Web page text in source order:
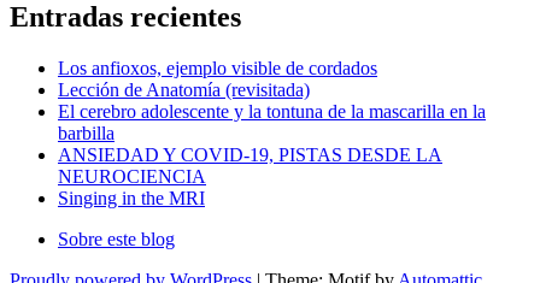
Entradas recientes
Los anfioxos, ejemplo visible de cordados
Lección de Anatomía (revisitada)
El cerebro adolescente y la tontuna de la mascarilla en la
barbilla
ANSIEDAD Y COVID-19, PISTAS DESDE LA
NEUROCIENCIA
Singing in the MRI
Sobre este blog